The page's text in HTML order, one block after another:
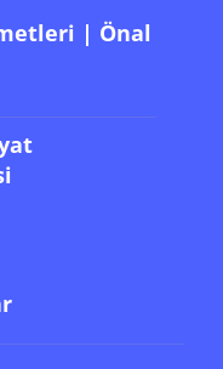
| Önal